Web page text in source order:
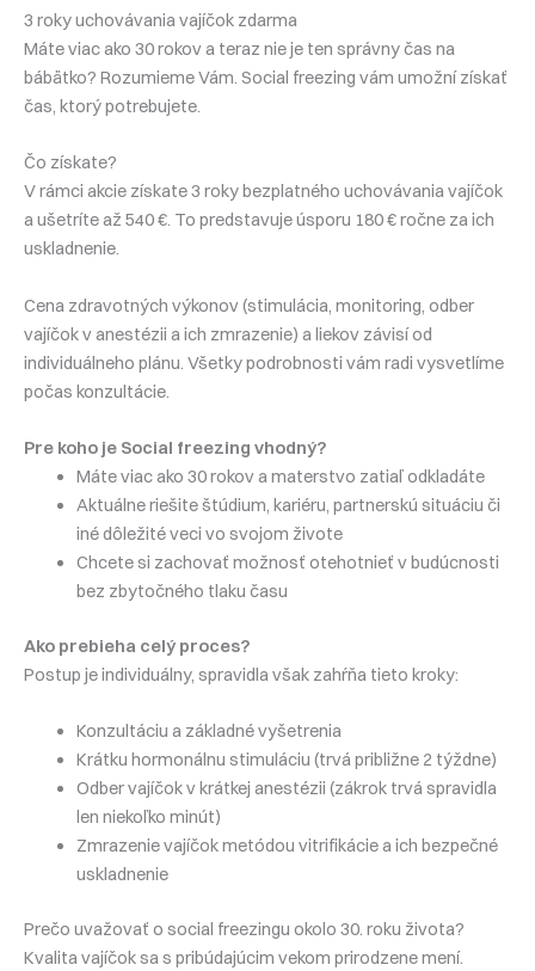
3 roky uchovávania vajíčok zdarma
Máte viac ako 30 rokov a teraz nie je ten správny čas na
bábätko? Rozumieme Vám. Social freezing vám umožní získať
čas, ktorý potrebujete.
Čo získate?
V rámci akcie získate 3 roky bezplatného uchovávania vajíčok
a ušetríte až 540 €. To predstavuje úsporu 180 € ročne za ich
uskladnenie.
Cena zdravotných výkonov (stimulácia, monitoring, odber
vajíčok v anestézii a ich zmrazenie) a liekov závisí od
individuálneho plánu. Všetky podrobnosti vám radi vysvetlíme
počas konzultácie.
Pre koho je Social freezing vhodný?
Máte viac ako 30 rokov a materstvo zatiaľ odkladáte
Aktuálne riešite štúdium, kariéru, partnerskú situáciu či
iné dôležité veci vo svojom živote
Chcete si zachovať možnosť otehotnieť v budúcnosti
bez zbytočného tlaku času
Ako prebieha celý proces?
Postup je individuálny, spravidla však zahŕňa tieto kroky:
Konzultáciu a základné vyšetrenia
Krátku hormonálnu stimuláciu (trvá približne 2 týždne)
Odber vajíčok v krátkej anestézii (zákrok trvá spravidla
len niekoľko minút)
Zmrazenie vajíčok metódou vitrifikácie a ich bezpečné
uskladnenie
Prečo uvažovať o social freezingu okolo 30. roku života?
Kvalita vajíčok sa s pribúdajúcim vekom prirodzene mení.